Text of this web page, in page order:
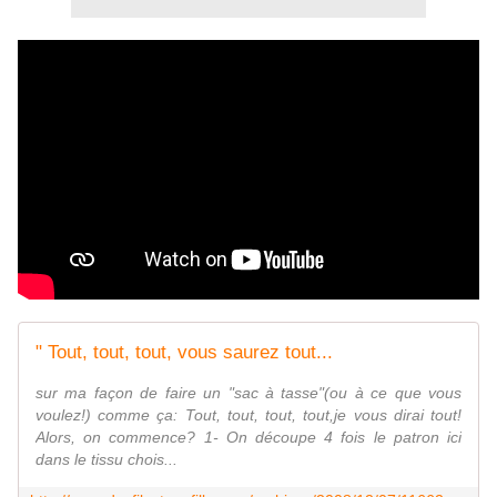
" Tout, tout, tout, vous saurez tout...
sur ma façon de faire un "sac à tasse"(ou à ce que vous
voulez!) comme ça: Tout, tout, tout, tout,je vous dirai tout!
Alors, on commence? 1- On découpe 4 fois le patron ici
dans le tissu chois...